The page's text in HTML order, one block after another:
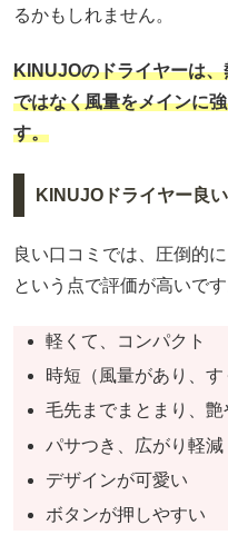
るかもしれません。
KINUJOのドライヤーは
ではなく風量をメインに
す。
KINUJOドライヤー良
良い口コミでは、圧倒的
という点で評価が高いです
軽くて、コンパクト
時短（風量があり、す
毛先までまとまり、
パサつき、広がり軽減
デザインが可愛い
ボタンが押しやすい